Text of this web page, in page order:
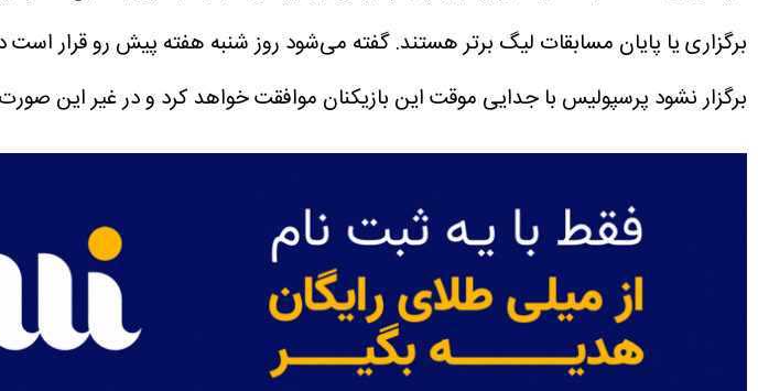
برگزاری یا پایان مسابقات لیگ برتر هستند.گفته می‌شود روز شنبه هفته پیش رو قرار
برگزار نشود پرسپولیس با جدایی موقت این بازیکنان موافقت خواهد کرد و در غیر این